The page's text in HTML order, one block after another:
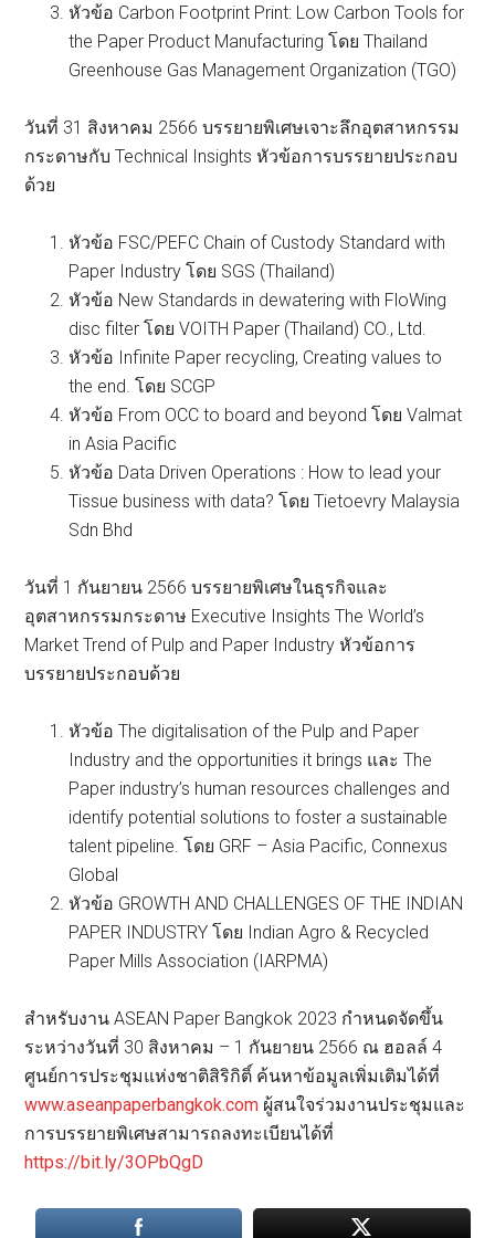
หัวข้อ Carbon Footprint Print: Low Carbon Tools for
the Paper Product Manufacturing โดย Thailand
Greenhouse Gas Management Organization (TGO)
วันที่ 31 สิงหาคม 2566 บรรยายพิเศษเจาะลึกอุตสาหกรรม
กระดาษกับ Technical Insights หัวข้อการบรรยายประกอบ
ด้วย
หัวข้อ FSC/PEFC Chain of Custody Standard with
Paper Industry โดย SGS (Thailand)
หัวข้อ New Standards in dewatering with FloWing
disc filter โดย VOITH Paper (Thailand) CO., Ltd.
หัวข้อ Infinite Paper recycling, Creating values to
the end. โดย SCGP
หัวข้อ From OCC to board and beyond โดย Valmat
in Asia Pacific
หัวข้อ Data Driven Operations : How to lead your
Tissue business with data? โดย Tietoevry Malaysia
Sdn Bhd
วันที่ 1 กันยายน 2566 บรรยายพิเศษในธุรกิจและ
อุตสาหกรรมกระดาษ Executive Insights The World’s
Market Trend of Pulp and Paper Industry หัวข้อการ
บรรยายประกอบด้วย
หัวข้อ The digitalisation of the Pulp and Paper
Industry and the opportunities it brings และ The
Paper industry’s human resources challenges and
identify potential solutions to foster a sustainable
talent pipeline. โดย GRF – Asia Pacific, Connexus
Global
หัวข้อ GROWTH AND CHALLENGES OF THE INDIAN
PAPER INDUSTRY โดย Indian Agro & Recycled
Paper Mills Association (IARPMA)
สำหรับงาน ASEAN Paper Bangkok 2023 กำหนดจัดขึ้น
ระหว่างวันที่ 30 สิงหาคม – 1 กันยายน 2566 ณ ฮอลล์ 4
ศูนย์การประชุมแห่งชาติสิริกิติ์ ค้นหาข้อมูลเพิ่มเติมได้ที่
www.aseanpaperbangkok.com ผู้สนใจร่วมงานประชุมและ
การบรรยายพิเศษสามารถลงทะเบียนได้ที่
https://bit.ly/3OPbQgD